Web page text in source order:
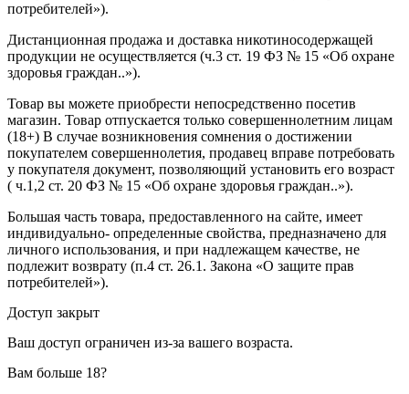
потребителей»).
Дистанционная продажа и доставка никотиносодержащей
продукции не осуществляется (ч.3 ст. 19 ФЗ № 15 «Об охране
здоровья граждан..»).
Товар вы можете приобрести непосредственно посетив
магазин. Товар отпускается только совершеннолетним лицам
(18+) В случае возникновения сомнения о достижении
покупателем совершеннолетия, продавец вправе потребовать
у покупателя документ, позволяющий установить его возраст
( ч.1,2 ст. 20 ФЗ № 15 «Об охране здоровья граждан..»).
Большая часть товара, предоставленного на сайте, имеет
индивидуально- определенные свойства, предназначено для
личного использования, и при надлежащем качестве, не
подлежит возврату (п.4 ст. 26.1. Закона «О защите прав
потребителей»).
Доступ закрыт
Ваш доступ ограничен из-за вашего возраста.
Вам больше 18?